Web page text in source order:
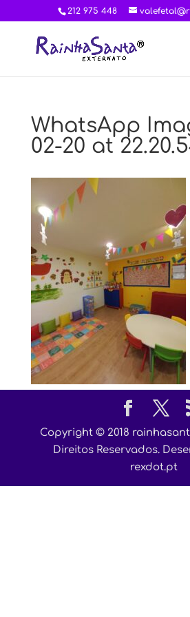
212 975 448
WhatsApp
02-20 at
Copyright © 2018
Direitos Reservados.
rexdot.pt